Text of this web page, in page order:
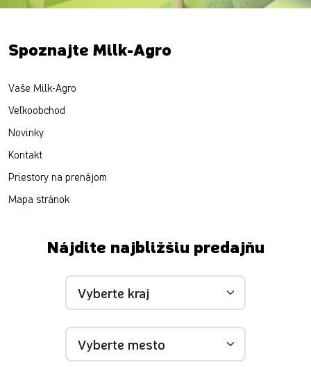
Spoznajte Milk-Agro
Vaše Milk-Agro
Veľkoobchod
Novinky
Kontakt
Priestory na prenájom
Mapa stránok
Nájdite najbližšiu predajňu